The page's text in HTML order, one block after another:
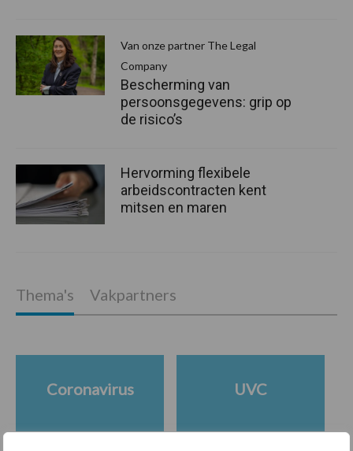
Van onze partner The Legal
Company
Bescherming van
persoonsgegevens: grip op
de risico’s
Hervorming flexibele
arbeidscontracten kent
mitsen en maren
Thema's Vakpartners
Coronavirus UVC